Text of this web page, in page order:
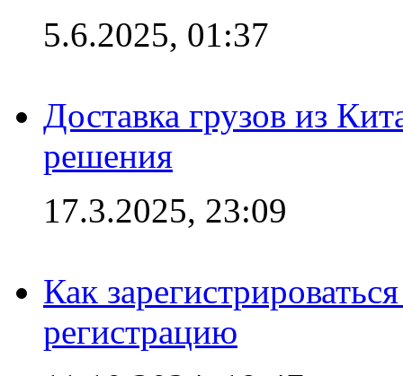
5.6.2025, 01:37
Доставка грузов из
решения
17.3.2025, 23:09
Как
регистрацию